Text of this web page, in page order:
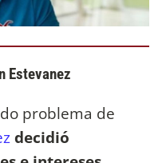
Estevanez
problema de
decidió